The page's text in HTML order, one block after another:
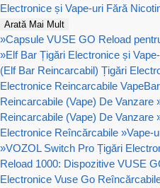
Electronice și Vape-uri Fără
Arată Mai Mult
»Capsule VUSE GO Reload
»Elf Bar Țigări Electronice și
(Elf Bar Reincarcabil) Țigări
Electronice Reincarcabile VapeBar
Reincarcabile (Vape) De Vanzare
Reincarcabile (Vape) De Vanzare
Electronice Reîncărcabile »Vape-
»VOZOL Switch Pro Țigări
Reload 1000: Dispozitive VUSE
Electronice Vuse Go